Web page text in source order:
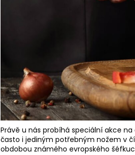
Právě u nás probíhá speciální akce
často i jediným potřebným nožem v
obdobou známého evropského